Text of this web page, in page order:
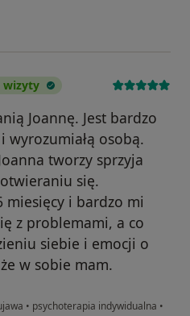
wizyty
Joannę. Jest bardzo
wyrozumiałą osobą.
tworzy sprzyja
się.
miesięcy i bardzo mi
z problemami, a co
siebie i emocji o
w sobie mam.
• psychoterapia indywidualna •